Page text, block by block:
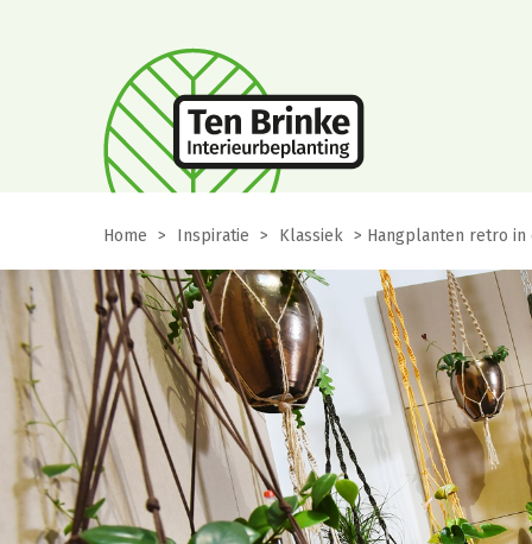
Home > Inspiratie > Klassiek > Hangplanten retro